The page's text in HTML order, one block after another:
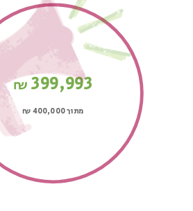
399,993
₪
מתוך 400,000 ₪